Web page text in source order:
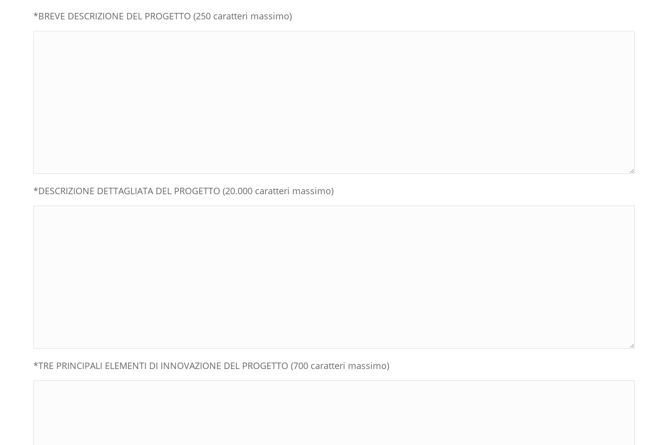
*BREVE DESCRIZIONE DEL PROGETTO (250 caratteri massimo)
*DESCRIZIONE DETTAGLIATA DEL PROGETTO (20.000 caratteri massimo)
*TRE PRINCIPALI ELEMENTI DI INNOVAZIONE DEL PROGETTO (700 caratteri massimo)